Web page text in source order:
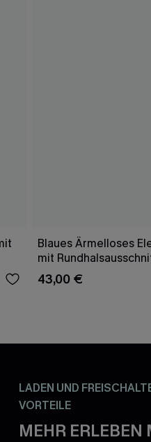
Blaues Ärmelloses
mit
43,00 €
LADEN UND
VORTEILE
MEHR ERLEBEN